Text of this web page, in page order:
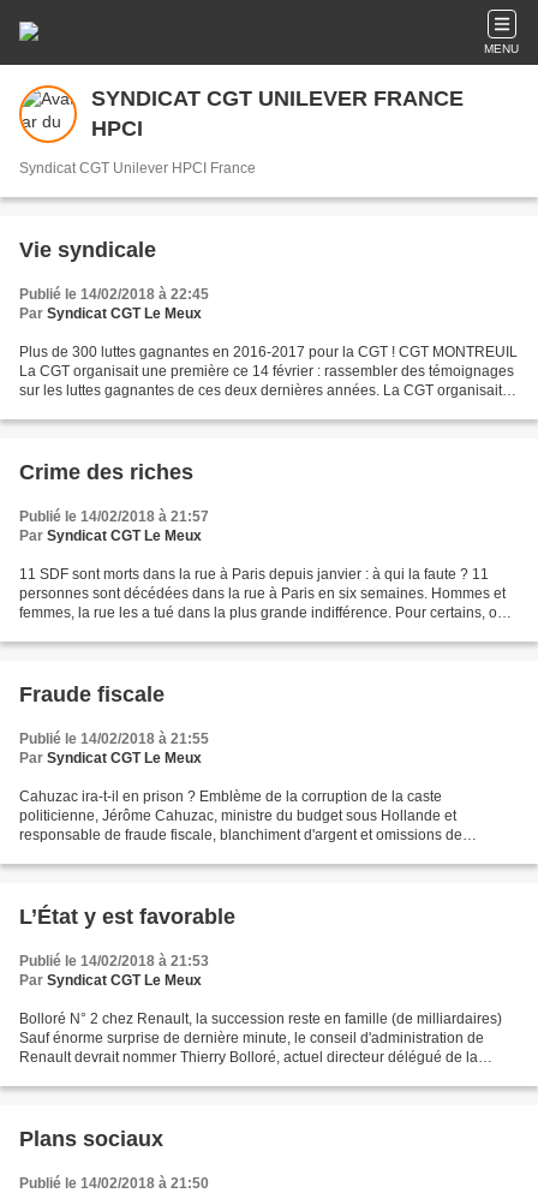
MENU
SYNDICAT CGT UNILEVER FRANCE
HPCI
Syndicat CGT Unilever HPCI France
Vie syndicale
Publié le 14/02/2018 à 22:45
Par Syndicat CGT Le Meux
Plus de 300 luttes gagnantes en 2016-2017 pour la CGT ! CGT MONTREUIL
La CGT organisait une première ce 14 février : rassembler des témoignages
sur les luttes gagnantes de ces deux dernières années. La CGT organisait
Crime des riches
Publié le 14/02/2018 à 21:57
Par Syndicat CGT Le Meux
11 SDF sont morts dans la rue à Paris depuis janvier : à qui la faute ? 11
personnes sont décédées dans la rue à Paris en six semaines. Hommes et
femmes, la rue les a tué dans la plus grande indifférence. Pour certains, on
Fraude fiscale
Publié le 14/02/2018 à 21:55
Par Syndicat CGT Le Meux
Cahuzac ira-t-il en prison ? Emblème de la corruption de la caste
politicienne, Jérôme Cahuzac, ministre du budget sous Hollande et
responsable de fraude fiscale, blanchiment d'argent et omissions de
L’État y est favorable
Publié le 14/02/2018 à 21:53
Par Syndicat CGT Le Meux
Bolloré N° 2 chez Renault, la succession reste en famille (de milliardaires)
Sauf énorme surprise de dernière minute, le conseil d'administration de
Renault devrait nommer Thierry Bolloré, actuel directeur délégué de la
Plans sociaux
Publié le 14/02/2018 à 21:50